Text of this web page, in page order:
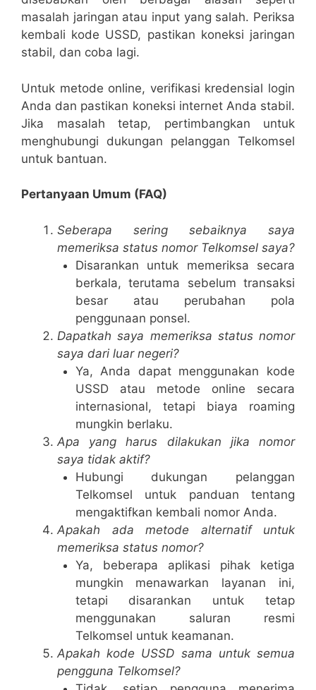
masalah jaringan atau input yang salah. Periksa
kembali kode USSD, pastikan koneksi jaringan
stabil, dan coba lagi.
Untuk metode online, verifikasi kredensial login
Anda dan pastikan koneksi internet Anda stabil.
Jika masalah tetap, pertimbangkan untuk
menghubungi dukungan pelanggan Telkomsel
untuk bantuan.
Pertanyaan Umum (FAQ)
Seberapa sering sebaiknya saya
memeriksa status nomor Telkomsel saya?
Disarankan untuk memeriksa secara
berkala, terutama sebelum transaksi
besar atau perubahan pola
penggunaan ponsel.
Dapatkah saya memeriksa status nomor
saya dari luar negeri?
Ya, Anda dapat menggunakan kode
USSD atau metode online secara
internasional, tetapi biaya roaming
mungkin berlaku.
Apa yang harus dilakukan jika nomor
saya tidak aktif?
Hubungi dukungan pelanggan
Telkomsel untuk panduan tentang
mengaktifkan kembali nomor Anda.
Apakah ada metode alternatif untuk
memeriksa status nomor?
Ya, beberapa aplikasi pihak ketiga
mungkin menawarkan layanan ini,
tetapi disarankan untuk tetap
menggunakan saluran resmi
Telkomsel untuk keamanan.
Apakah kode USSD sama untuk semua
pengguna Telkomsel?